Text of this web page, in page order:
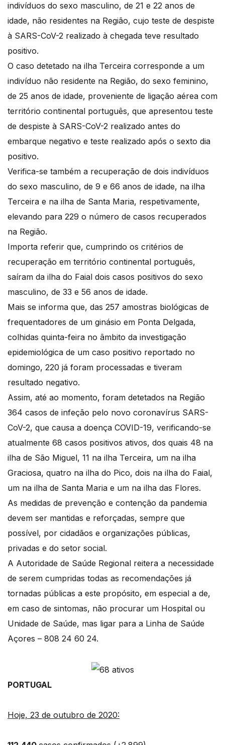
indivíduos do sexo masculino, de 21 e 22 anos de
idade, não residentes na Região, cujo teste de despiste
à SARS-CoV-2 realizado à chegada teve resultado
positivo.
O caso detetado na ilha Terceira corresponde a um
indivíduo não residente na Região, do sexo feminino,
de 25 anos de idade, proveniente de ligação aérea com
território continental português, que apresentou teste
de despiste à SARS-CoV-2 realizado antes do
embarque negativo e teste realizado após o sexto dia
positivo.
Verifica-se também a recuperação de dois indivíduos
do sexo masculino, de 9 e 66 anos de idade, na ilha
Terceira e na ilha de Santa Maria, respetivamente,
elevando para 229 o número de casos recuperados
na Região.
Importa referir que, cumprindo os critérios de
recuperação em território continental português,
saíram da ilha do Faial dois casos positivos do sexo
masculino, de 33 e 56 anos de idade.
Mais se informa que, das 257 amostras biológicas de
frequentadores de um ginásio em Ponta Delgada,
colhidas quinta-feira no âmbito da investigação
epidemiológica de um caso positivo reportado no
domingo, 220 já foram processadas e tiveram
resultado negativo.
Assim, até ao momento, foram detetados na Região
364 casos de infeção pelo novo coronavírus SARS-
CoV-2, que causa a doença COVID-19, verificando-se
atualmente 68 casos positivos ativos, dos quais 48 na
ilha de São Miguel, 11 na ilha Terceira, um na ilha
Graciosa, quatro na ilha do Pico, dois na ilha do Faial,
um na ilha de Santa Maria e um na ilha das Flores.
As medidas de prevenção e contenção da pandemia
devem ser mantidas e reforçadas, sempre que
possível, por cidadãos e organizações públicas,
privadas e do setor social.
A Autoridade de Saúde Regional reitera a necessidade
de serem cumpridas todas as recomendações já
tornadas públicas a este propósito, em especial a de,
em caso de sintomas, não procurar um Hospital ou
Unidade de Saúde, mas ligar para a Linha de Saúde
Açores – 808 24 60 24.
PORTUGAL
Hoje, 23 de outubro de 2020: